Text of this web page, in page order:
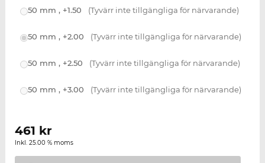
50 mm , +1.50 (Tyvärr inte tillgängliga för närvarande)
50 mm , +2.00 (Tyvärr inte tillgängliga för närvarande)
50 mm , +2.50 (Tyvärr inte tillgängliga för närvarande)
50 mm , +3.00 (Tyvärr inte tillgängliga för närvarande)
461 kr
Inkl. 25.00 % moms